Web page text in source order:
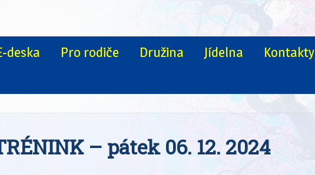
deska Pro rodiče Družina Jídelna Kontakty
– pátek 06. 12. 2024